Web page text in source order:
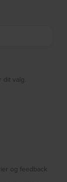
dit valg.
og feedback